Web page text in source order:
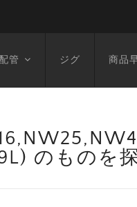
管 ジグ 商品
のものを